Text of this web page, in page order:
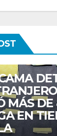
MÁS DE
EN